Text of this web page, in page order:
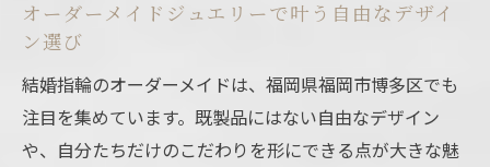
オーダーメイドジュエリーで叶う自由なデザイ
ン選び
結婚指輪のオーダーメイドは、福岡県福岡市博多区でも
注目を集めています。既製品にはない自由なデザイン
や、自分たちだけのこだわりを形にできる点が大きな魅